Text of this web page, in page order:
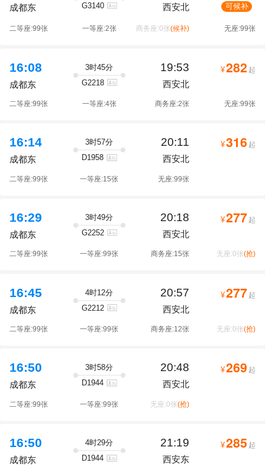
成都东
G3140
西安北 可候补
二等座:99张 一等座:2张 商务座:0张(候补) 无座:99张
16:08
成都东
3时45分
G2218
19:53
西安北
¥282 起
二等座:99张 一等座:4张 商务座:2张 无座:99张
16:14
成都东
3时57分
D1958
20:11
西安北
¥316 起
二等座:99张 一等座:15张 无座:99张
16:29
成都东
3时49分
G2252
20:18
西安北
¥277 起
二等座:99张 一等座:99张 商务座:15张 无座:0张(抢)
16:45
成都东
4时12分
G2212
20:57
西安北
¥277 起
二等座:99张 一等座:99张 商务座:12张 无座:0张(抢)
16:50
成都东
3时58分
D1944
20:48
西安北
¥269 起
二等座:99张 一等座:99张 无座:0张(抢)
16:50
成都东
4时29分
D1944
21:19
西安东
¥285 起